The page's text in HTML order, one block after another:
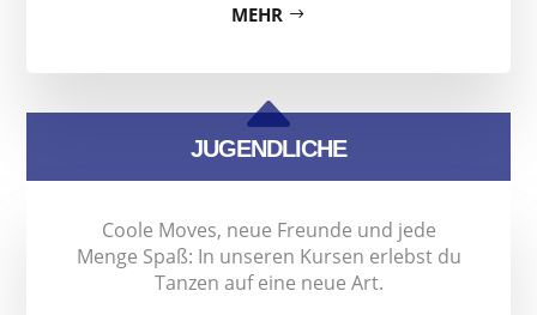
MEHR
B
JUGENDLICHE
Coole Moves, neue Freunde und jede
Menge Spaß: In unseren Kursen erlebst du
Tanzen auf eine neue Art.